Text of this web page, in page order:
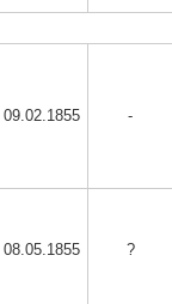
09.02.1855 -
08.05.1855 ?